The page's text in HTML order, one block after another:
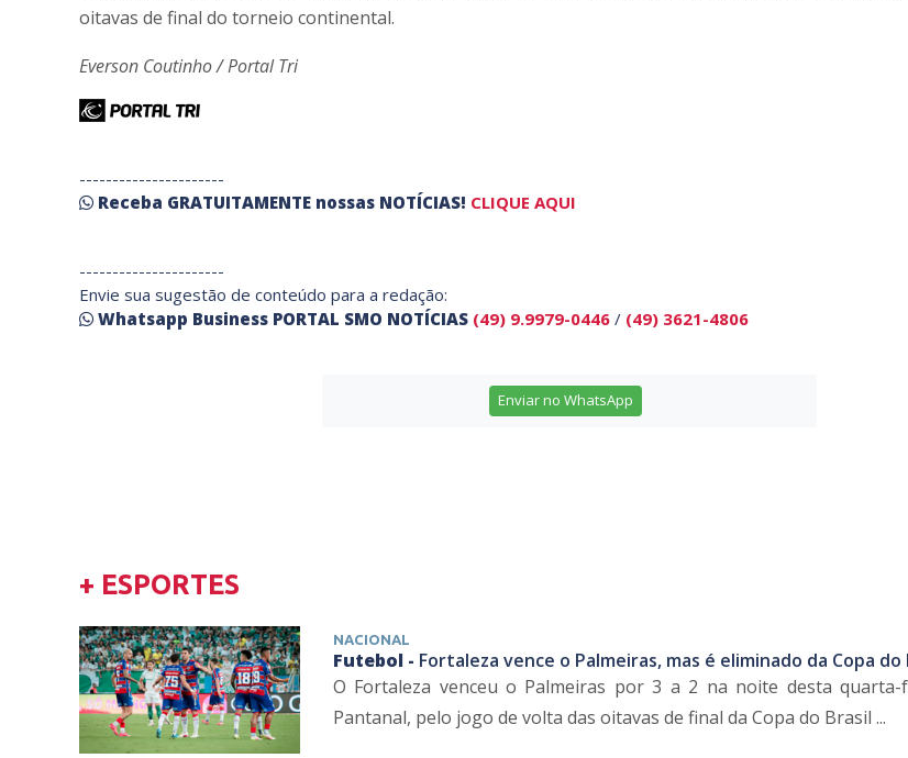
oitavas de final do torneio continental.
Everson Coutinho / Portal Tri
----------------------
Receba GRATUITAMENTE nossas NOTÍCIAS! CLIQUE AQUI
----------------------
Envie sua sugestão de conteúdo para a redação:
Whatsapp Business PORTAL SMO NOTÍCIAS (49) 9.9979-0446 / (49) 3621-4806
Enviar no WhatsApp
+ ESPORTES
NACIONAL
Futebol - Fortaleza vence o Palmeiras, mas é eliminado da Copa do
O Fortaleza venceu o Palmeiras por 3 a 2 na noite desta quarta-
Pantanal, pelo jogo de volta das oitavas de final da Copa do Brasil ...